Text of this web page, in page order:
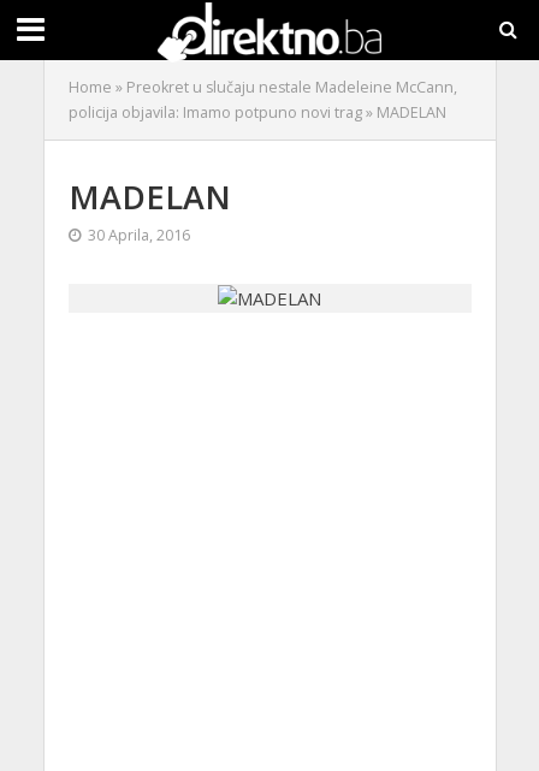
Home » Preokret u slučaju nestale Madeleine McCann,
policija objavila: Imamo potpuno novi trag» MADELAN
MADELAN
30 Aprila, 2016